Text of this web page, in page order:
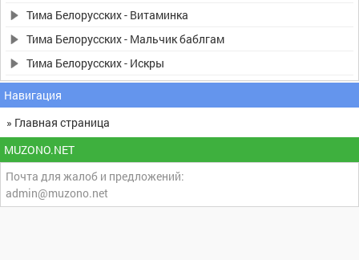
Тима Белорусских - Витаминка
Тима Белорусских - Мальчик баблгам
Тима Белорусских - Искры
Навигация
» Главная страница
MUZONO.NET
Почта для жалоб и предложений:
admin@muzono.net